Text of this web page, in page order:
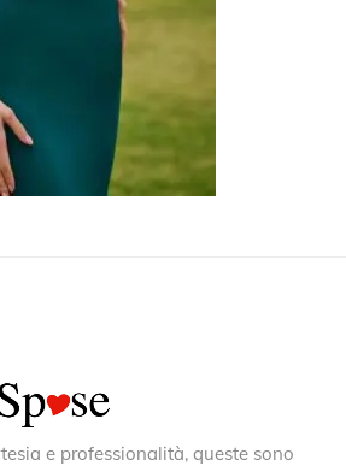
e professionalità, queste sono